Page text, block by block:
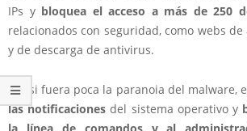
IPs y bloquea el acceso a más de 250
relacionados con seguridad, como webs
y de descarga de antivirus.
Por si fuera poca la paranoia del malware,
las notificaciones del sistema operativo y